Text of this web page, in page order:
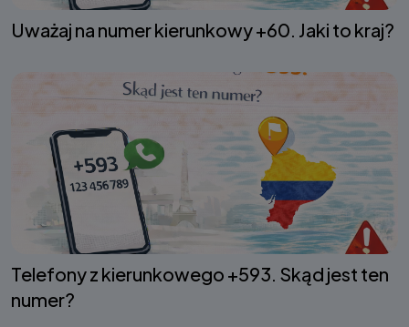
Uważaj na numer kierunkowy +60. Jaki to kraj?
Telefony z kierunkowego +593. Skąd jest ten
numer?